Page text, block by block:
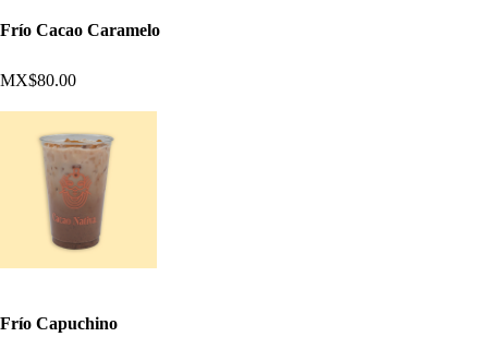
Frío Cacao Caramelo
MX$80.00
Frío Capuchino